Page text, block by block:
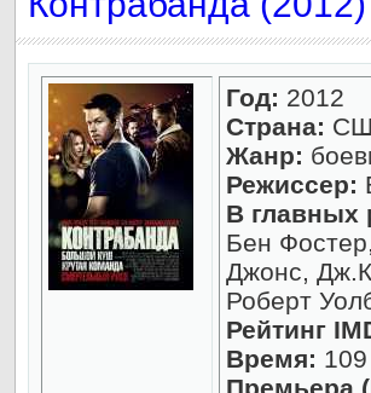
Год: 2012
Страна:
Жанр:
Режиссер:
В главных
Бен
Джонс,
Роберт
Рейтинг
Время: